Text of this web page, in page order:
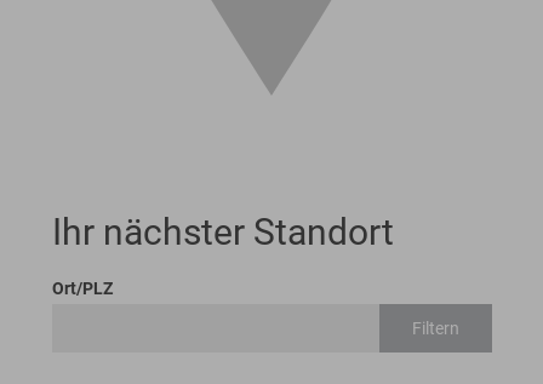
Ihr nächster Standort
Ort/PLZ
Filtern